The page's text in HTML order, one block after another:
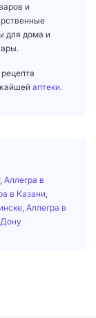
и
для дома и
аптеки.
, Аллегра в
в Казани
Аллегра в